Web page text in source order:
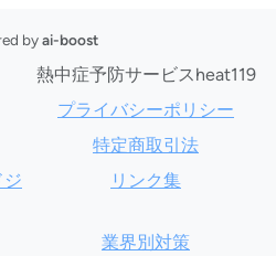
byai-boost
熱中症予防サービスheat119
プライバシーポリシー
特定商取引法
リンク集
業界別対策